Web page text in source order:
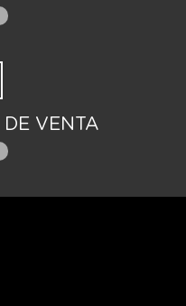
DE VENTA